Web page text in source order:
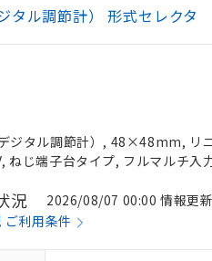
タル調節計） 形式セレクタ
ジタル調節計）, 48×48mm, リ
ねじ端子台タイプ, フルマルチ
況
2026/08/07 00:00 情報更新
利用条件